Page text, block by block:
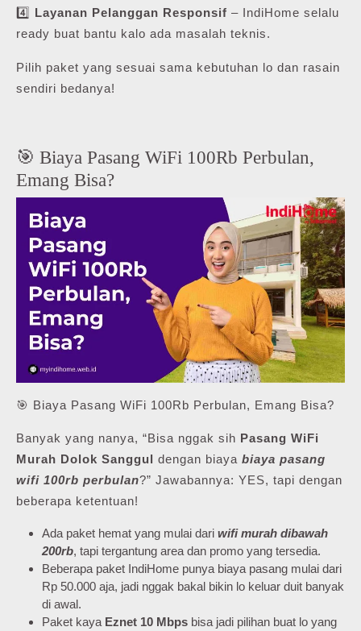
4️⃣ Layanan Pelanggan Responsif – IndiHome selalu
ready buat bantu kalo ada masalah teknis.
Pilih paket yang sesuai sama kebutuhan lo dan rasain
sendiri bedanya!
🎯 Biaya Pasang WiFi 100Rb Perbulan,
Emang Bisa?
🎯 Biaya Pasang WiFi 100Rb Perbulan, Emang Bisa?
Banyak yang nanya, “Bisa nggak sih Pasang WiFi
Murah Dolok Sanggul dengan biaya biaya pasang
wifi 100rb perbulan?” Jawabannya: YES, tapi dengan
beberapa ketentuan!
Ada paket hemat yang mulai dari wifi murah dibawah
200rb, tapi tergantung area dan promo yang tersedia.
Beberapa paket IndiHome punya biaya pasang mulai dari
Rp 50.000 aja, jadi nggak bakal bikin lo keluar duit banyak
di awal.
Paket kaya Eznet 10 Mbps bisa jadi pilihan buat lo yang